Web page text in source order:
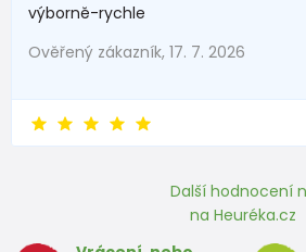
výborně-rychle
Ověřený zákazník, 17. 7. 2026
Další hodnocení
na Heuréka.cz